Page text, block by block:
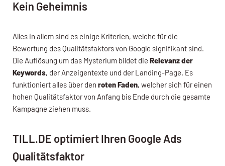
Kein Geheimnis
Alles in allem sind es einige Kriterien, welche für die
Bewertung des Qualitätsfaktors von Google signifikant sind.
Die Auflösung um das Mysterium bildet die Relevanz der
Keywords, der Anzeigentexte und der Landing-Page. Es
funktioniert alles über den roten Faden, welcher sich für einen
hohen Qualitätsfaktor von Anfang bis Ende durch die gesamte
Kampagne ziehen muss.
TILL.DE optimiert Ihren Google Ads
Qualitätsfaktor